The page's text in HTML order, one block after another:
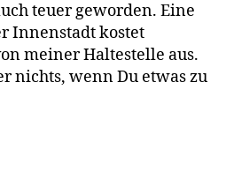
teuer geworden. Eine
Innenstadt kostet
meiner Haltestelle aus.
nichts, wenn Du etwas zu